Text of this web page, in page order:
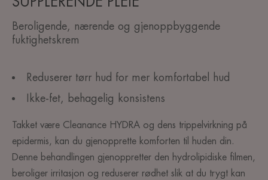
Beroligende, nærende og gjenoppbyggende
fuktighetskrem
Reduserer tørr hud for mer komfortabel hud
Ikke-fet, behagelig konsistens
Takket være Cleanance HYDRA og dens trippelvirkning på
epidermis, kan du gjenopprette komforten til huden din.
Denne behandlingen gjenoppretter den hydrolipidiske filmen,
beroliger irritasjon og reduserer rødhet slik at du trygt kan